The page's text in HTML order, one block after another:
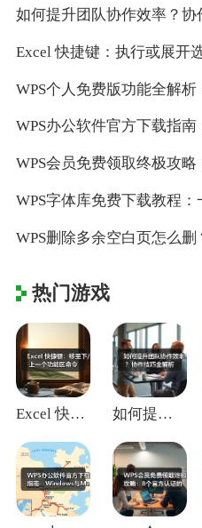
如何提升团队协作效率？协
Excel 快捷键：执行或展开
WPS办公软件官方下载指南
热门游戏
Excel 快捷键：移至下/上一个功能区 如何提升团队协作效率？协作技巧全解析